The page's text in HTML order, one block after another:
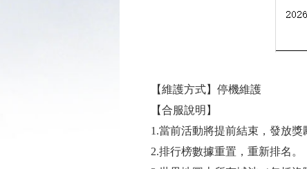
【維護方式】停機維護
【合服說明】
1.當前活動將提前結束，發放獎
2.排行榜數據重置，重新排名。